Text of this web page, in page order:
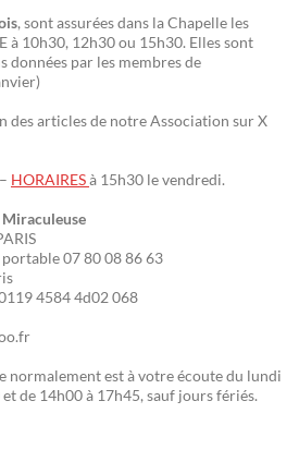
, sont assurées dans la Chapelle les
à 10h30, 12h30 ou 15h30. Elles sont
données par les membres de
des articles de notre Association sur X
HORAIRESà 15h30 le vendredi.
07 80 08 86 63
4584 4d02 068
normalement est à votre écoute du lundi
de 14h00 à 17h45, sauf jours fériés.